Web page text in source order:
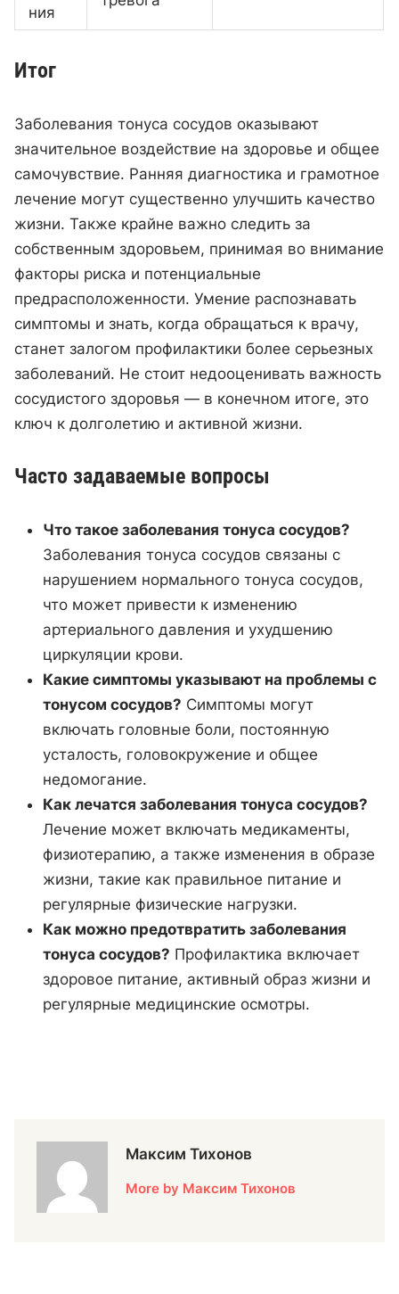
ния
Итог
Заболевания тонуса сосудов оказывают
значительное воздействие на здоровье и общее
самочувствие. Ранняя диагностика и грамотное
лечение могут существенно улучшить качество
жизни. Также крайне важно следить за
собственным здоровьем, принимая во внимание
факторы риска и потенциальные
предрасположенности. Умение распознавать
симптомы и знать, когда обращаться к врачу,
станет залогом профилактики более серьезных
заболеваний. Не стоит недооценивать важность
сосудистого здоровья — в конечном итоге, это
ключ к долголетию и активной жизни.
Часто задаваемые вопросы
Что такое заболевания тонуса сосудов?
Заболевания тонуса сосудов связаны с
нарушением нормального тонуса сосудов,
что может привести к изменению
артериального давления и ухудшению
циркуляции крови.
Какие симптомы указывают на проблемы с
тонусом сосудов? Симптомы могут
включать головные боли, постоянную
усталость, головокружение и общее
недомогание.
Как лечатся заболевания тонуса сосудов?
Лечение может включать медикаменты,
физиотерапию, а также изменения в образе
жизни, такие как правильное питание и
регулярные физические нагрузки.
Как можно предотвратить заболевания
тонуса сосудов? Профилактика включает
здоровое питание, активный образ жизни и
регулярные медицинские осмотры.
Максим Тихонов
More by Максим Тихонов